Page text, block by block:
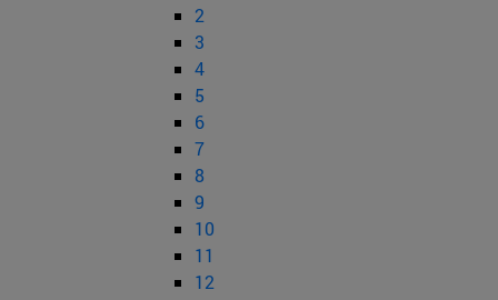
2
3
4
5
6
7
8
9
10
11
12